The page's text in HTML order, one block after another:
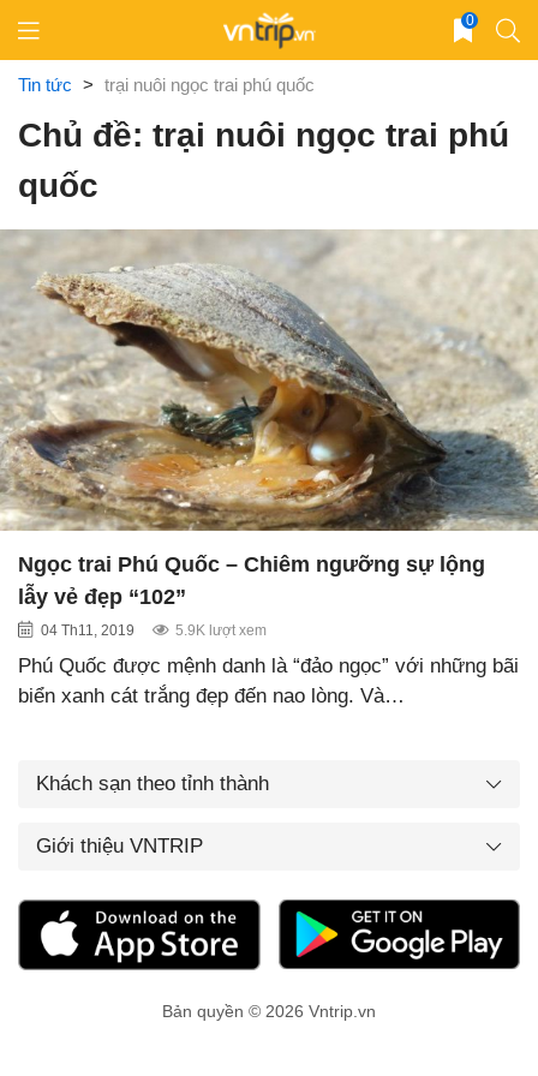
content
0
Tin tức > trại nuôi ngọc trai phú quốc
Chủ đề: trại nuôi ngọc trai phú
quốc
Ngọc trai Phú Quốc – Chiêm ngưỡng sự lộng
lẫy vẻ đẹp “102”
04 Th11, 2019 5.9K lượt xem
Phú Quốc được mệnh danh là “đảo ngọc” với những bãi
biển xanh cát trắng đẹp đến nao lòng. Và…
Khách sạn theo tỉnh thành
Giới thiệu VNTRIP
Bản quyền © 2026 Vntrip.vn